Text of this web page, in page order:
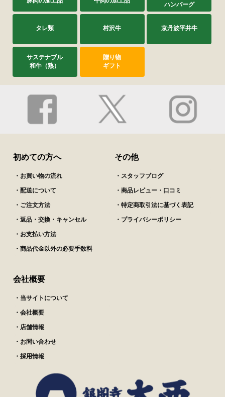
ハンバーグ
タレ類 村沢牛 京丹波平井牛
サステナブル
和牛（熟）
贈り物
ギフト
初めての方へ
・お買い物の流れ
・配送について
・ご注文方法
・返品・交換・キャンセル
・お支払い方法
・商品代金以外の必要手数料
その他
・スタッフブログ
・商品レビュー・口コミ
・特定商取引法に基づく表記
・プライバシーポリシー
会社概要
・当サイトについて
・会社概要
・店舗情報
・お問い合わせ
・採用情報